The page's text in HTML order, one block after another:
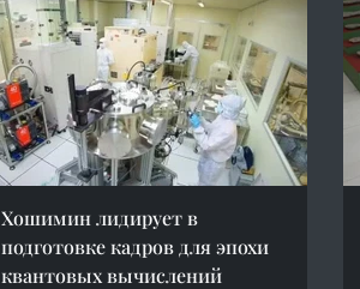
Хошимин лидирует в
подготовке кадров для эпохи
квантовых вычислений